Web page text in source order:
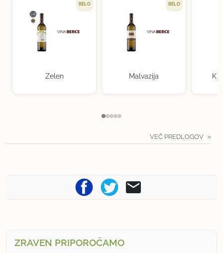
BELO
Zelen
BELO
Malvazija
VEČ PREDLOGOV
ZRAVEN PRIPOROČAMO